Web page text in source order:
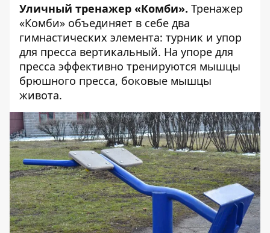
Уличный тренажер «Комби». Тренажер
«Комби» объединяет в себе два
гимнастических элемента: турник и упор
для пресса вертикальный. На упоре для
пресса эффективно тренируются мышцы
брюшного пресса, боковые мышцы
живота.